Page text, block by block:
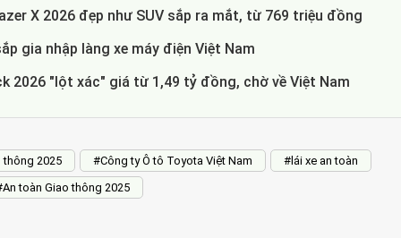
X 2026 đẹp như SUV sắp ra mắt, từ 769 triệu đồng
gia nhập làng xe máy điện Việt Nam
2026 "lột xác" giá từ 1,49 tỷ đồng, chờ về Việt Nam
thông 2025 #Công ty Ô tô Toyota Việt Nam
#lái xe an toàn
toàn Giao thông 2025